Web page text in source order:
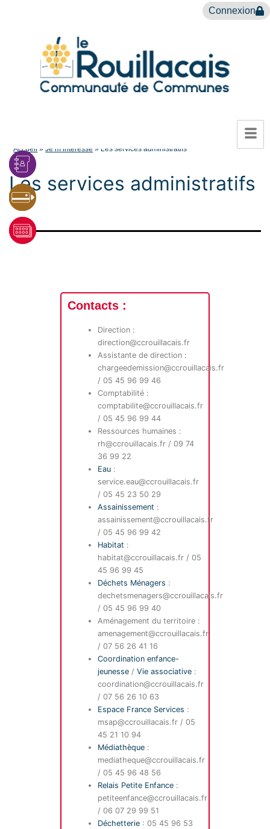
Connexion
Accueil »Je m’intéresse » Les services administratifs
Les services administratifs
Contacts :
Direction :
direction@ccrouillacais.fr
Assistante de direction :
chargeedemission@ccrouillacais.fr
/ 05 45 96 99 46
Comptabilité :
comptabilite@ccrouillacais.fr
/ 05 45 96 99 44
Ressources humaines :
rh@ccrouillacais.fr / 09 74
36 99 22
Eau:
service.eau@ccrouillacais.fr
/ 05 45 23 50 29
Assainissement :
assainissement@ccrouillacais.fr
/ 05 45 96 99 42
Habitat :
habitat@ccrouillacais.fr / 05
45 96 99 45
Déchets Ménagers :
dechetsmenagers@ccrouillacais.fr
/ 05 45 96 99 40
Aménagement du territoire :
amenagement@ccrouillacais.fr
/ 07 56 26 41 16
Coordination enfance-
jeunesse/ Vie associative:
coordination@ccrouillacais.fr
/ 07 56 26 10 63
Espace France Services :
msap@ccrouillacais.fr / 05
45 21 10 94
Médiathèque:
mediatheque@ccrouillacais.fr
/ 05 45 96 48 56
Relais Petite Enfance:
petiteenfance@ccrouillacais.fr
/ 06 07 29 99 51
Déchetterie: 05 45 96 53